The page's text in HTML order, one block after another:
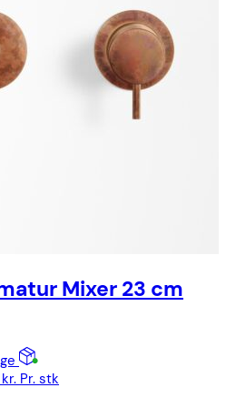
Mixer 23 cm
kr.Den
Pr. stk